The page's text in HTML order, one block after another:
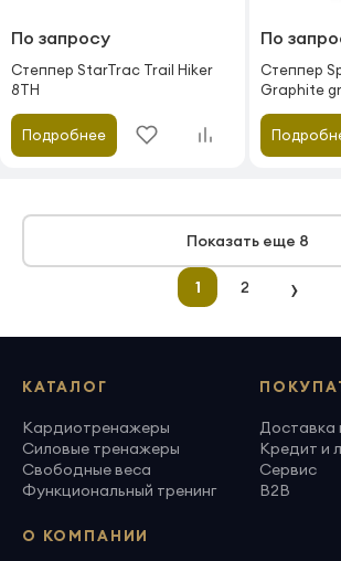
По запросу
Степпер StarTrac Trail Hiker
8TH
Подробнее
По
Степпер
Graphite
Показать еще 8
1 2 ›
КАТАЛОГ
Кардиотренажеры
Силовые тренажеры
Свободные веса
Функциональный тренинг
Доставка
Кредит и
Сервис
B2B
О КОМПАНИИ